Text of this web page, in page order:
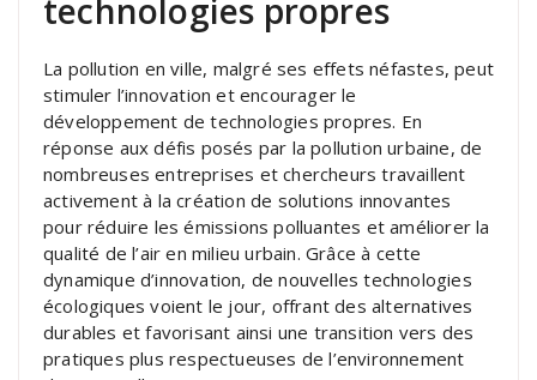
technologies propres
La pollution en ville, malgré ses effets néfastes, peut
stimuler l’innovation et encourager le
développement de technologies propres. En
réponse aux défis posés par la pollution urbaine, de
nombreuses entreprises et chercheurs travaillent
activement à la création de solutions innovantes
pour réduire les émissions polluantes et améliorer la
qualité de l’air en milieu urbain. Grâce à cette
dynamique d’innovation, de nouvelles technologies
écologiques voient le jour, offrant des alternatives
durables et favorisant ainsi une transition vers des
pratiques plus respectueuses de l’environnement